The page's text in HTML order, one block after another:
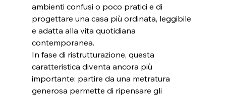
ambienti confusi o poco pratici e di
progettare una casa più ordinata, leggibile
e adatta alla vita quotidiana
contemporanea.
In fase di ristrutturazione, questa
caratteristica diventa ancora più
importante: partire da una metratura
generosa permette di ripensare gli